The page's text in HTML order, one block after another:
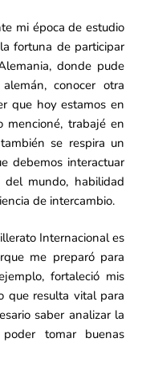
mi época de estudio
fortuna de participar
donde pude
conocer otra
que hoy estamos en
mencioné, trabajé en
se respira un
debemos interactuar
mundo, habilidad
de intercambio.
Internacional es
me preparó para
fortaleció mis
que resulta vital para
saber analizar la
tomar buenas